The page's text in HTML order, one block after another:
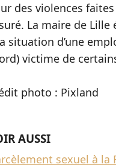
des violences
La maire de
situation d’une
victime de
photo : Pixland
AUSSI
sexuel à la